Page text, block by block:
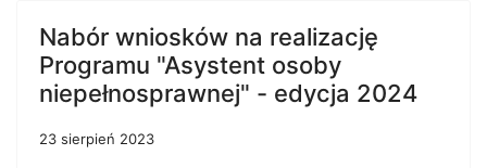
Nabór wniosków na realizację
Programu "Asystent osoby
niepełnosprawnej" - edycja 2024
23 sierpień 2023